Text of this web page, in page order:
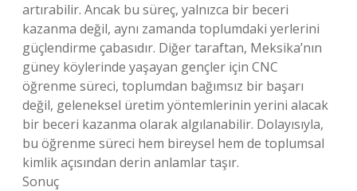
artırabilir. Ancak bu süreç, yalnızca bir beceri
kazanma değil, aynı zamanda toplumdaki yerlerini
güçlendirme çabasıdır. Diğer taraftan, Meksika’nın
güney köylerinde yaşayan gençler için CNC
öğrenme süreci, toplumdan bağımsız bir başarı
değil, geleneksel üretim yöntemlerinin yerini alacak
bir beceri kazanma olarak algılanabilir. Dolayısıyla,
bu öğrenme süreci hem bireysel hem de toplumsal
kimlik açısından derin anlamlar taşır.
Sonuç